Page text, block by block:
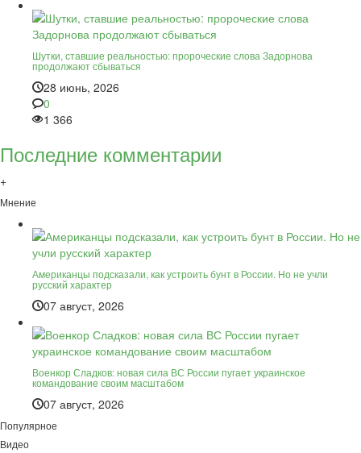
Шутки, ставшие реальностью: пророческие слова Задорнова
продолжают сбываться
28 июнь, 2026
0
1 366
Последние комментарии
+
Мнение
Американцы подсказали, как устроить бунт в России. Но не учли
русский характер
07 август, 2026
Военкор Сладков: новая сила ВС России пугает украинское
командование своим масштабом
07 август, 2026
Популярное
Видео